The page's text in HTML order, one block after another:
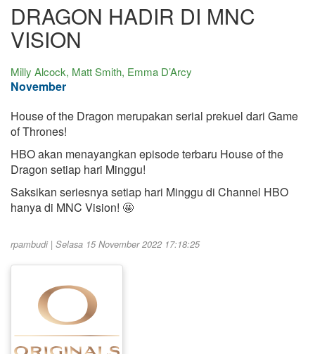
DRAGON HADIR DI MNC
VISION
Milly Alcock, Matt Smith, Emma D’Arcy
November
House of the Dragon merupakan serial prekuel dari Game
of Thrones!
HBO akan menayangkan episode terbaru House of the
Dragon setiap hari Minggu!
Saksikan seriesnya setiap hari Minggu di Channel HBO
hanya di MNC Vision! 🤩
rpambudi | Selasa 15 November 2022 17:18:25